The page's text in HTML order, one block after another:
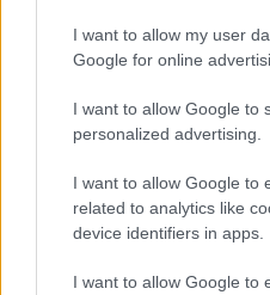
I want to allow my user
Google for online
I want to allow Google to
personalized advertising.
I want to allow Google to
related to analytics like
device identifiers in apps.
I want to allow Google to
MŰVÉSZET
Hírmozaik – március
amatőr színházi találkozó,
oroszlánkirály a Margitszigeten.